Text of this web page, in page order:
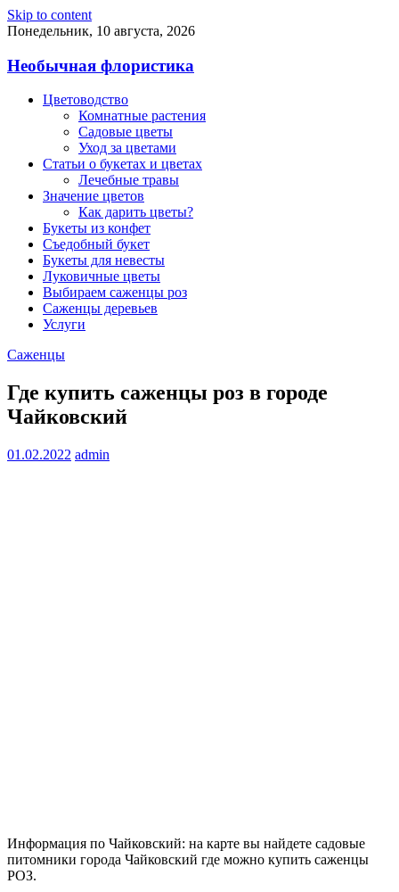
Skip to content
Понедельник, 10 августа, 2026
Необычная флористика
Цветоводство
Комнатные растения
Садовые цветы
Уход за цветами
Статьи о букетах и цветах
Лечебные травы
Значение цветов
Как дарить цветы?
Букеты из конфет
Съедобный букет
Букеты для невесты
Луковичные цветы
Выбираем саженцы роз
Саженцы деревьев
Услуги
Саженцы
Где купить саженцы роз в городе
Чайковский
01.02.2022 admin
Информация по Чайковский: на карте вы найдете садовые
питомники города Чайковский где можно купить саженцы
РОЗ.